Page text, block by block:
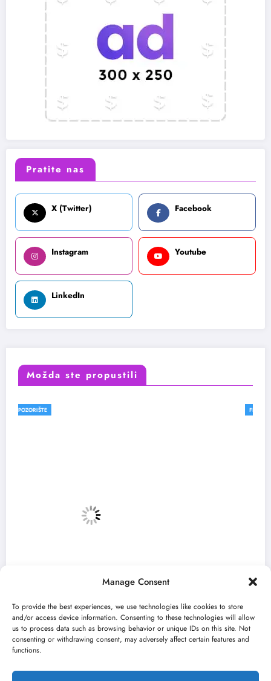
Manage Consent
To provide the best experiences, we use technologies like cookies to store
and/or access device information. Consenting to these technologies will allow
us to process data such as browsing behavior or unique IDs on this site. Not
consenting or withdrawing consent, may adversely affect certain features and
functions.
Pratite nas
X (Twitter) Facebook
Instagram Youtube
LinkedIn
Možda ste propustili
„Najveći mali festival u Vojvodini“ i ovog